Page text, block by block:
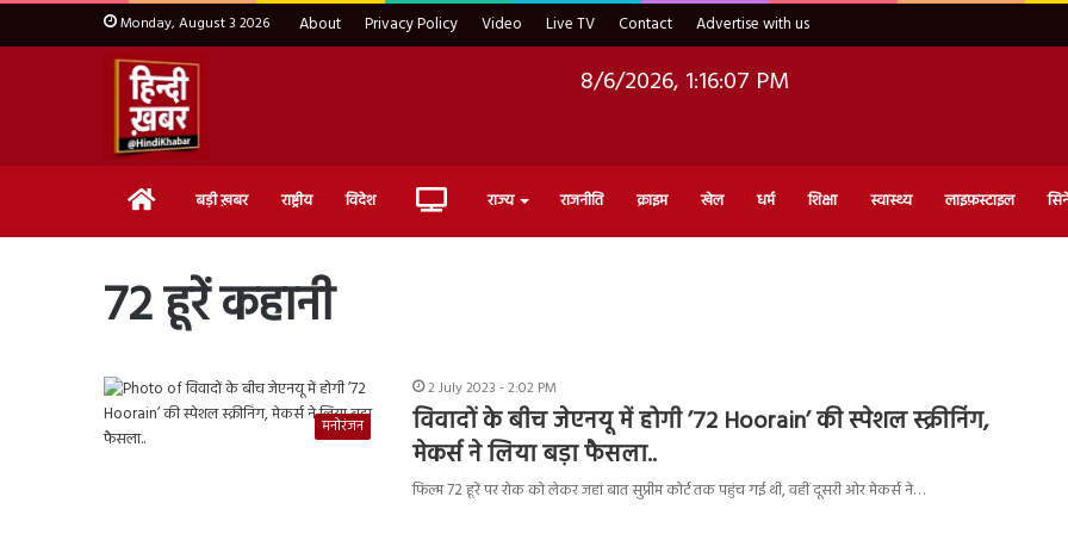
Monday, August 3 2026 About Privacy Policy Video Live TV Contact Advertise with us
8/6/2026, 1:16:08 PM
Home बड़ी ख़बर राष्ट्रीय विदेश Live राज्य राजनीति क्राइम खेल धर्म शिक्षा स्वास्थ्य लाइफ़स्टाइल
72 हूरें कहानी
मनोरंजन
2 July 2023 - 2:02 PM
विवादों के बीच जेएनयू में होगी ’72 Hoorain’ की स्पेशल स्क्रीनिंग,
मेकर्स ने लिया बड़ा फैसला..
फिल्म 72 हूरें पर रोक को लेकर जहां बात सुप्रीम कोर्ट तक पहुंच गई थी, वहीं दूसरी ओर मेकर्स ने…